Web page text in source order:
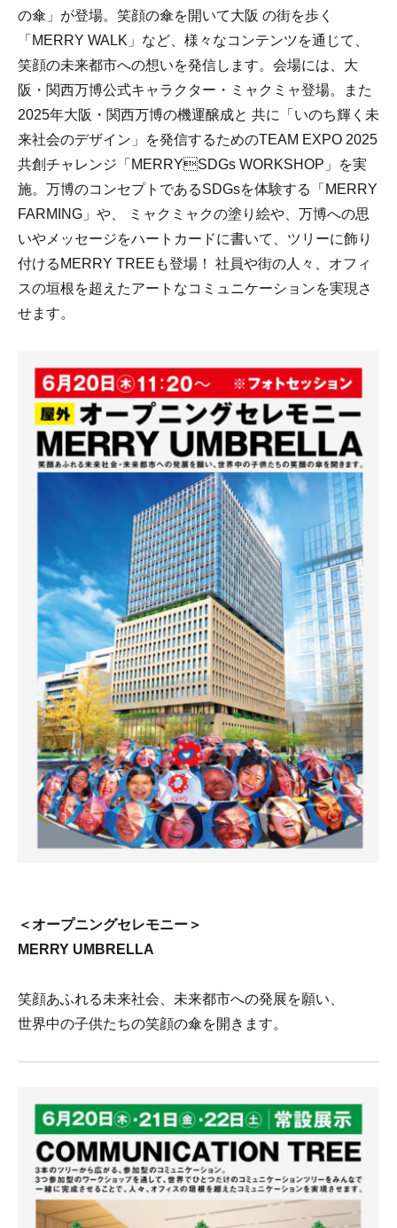
の傘」が登場。笑顔の傘を開いて大阪 の街を歩く
「MERRY WALK」など、様々なコンテンツを通じて、
笑顔の未来都市への想いを発信します。会場には、大
阪・関西万博公式キャラクター・ミャクミャ登場。また
2025年大阪・関西万博の機運醸成と 共に「いのち輝く未
来社会のデザイン」を発信するためのTEAM EXPO 2025
共創チャレンジ「MERRYSDGs WORKSHOP」を実
施。万博のコンセプトであるSDGsを体験する「MERRY
FARMING」や、 ミャクミャクの塗り絵や、万博への思
いやメッセージをハートカードに書いて、ツリーに飾り
付けるMERRY TREEも登場！ 社員や街の人々、オフィ
スの垣根を超えたアートなコミュニケーションを実現さ
せます。
＜オープニングセレモニー＞
MERRY UMBRELLA
笑顔あふれる未来社会、未来都市への発展を願い、
世界中の子供たちの笑顔の傘を開きます。